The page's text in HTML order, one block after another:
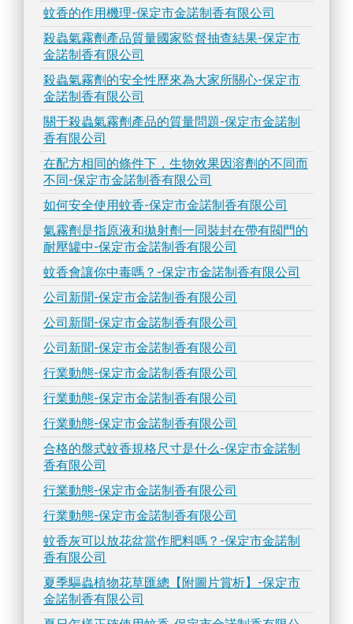
蚊香的作用機理-保定市金諾制香有限公司
殺蟲氣霧劑產品質量國家監督抽查結果-保定市
金諾制香有限公司
殺蟲氣霧劑的安全性歷來為大家所關心-保定市
金諾制香有限公司
關于殺蟲氣霧劑產品的質量問題-保定市金諾制
香有限公司
在配方相同的條件下，生物效果因溶劑的不同而
不同-保定市金諾制香有限公司
如何安全使用蚊香-保定市金諾制香有限公司
氣霧劑是指原液和拋射劑一同裝封在帶有閥門的
耐壓罐中-保定市金諾制香有限公司
蚊香會讓你中毒嗎？-保定市金諾制香有限公司
公司新聞-保定市金諾制香有限公司
公司新聞-保定市金諾制香有限公司
公司新聞-保定市金諾制香有限公司
行業動態-保定市金諾制香有限公司
行業動態-保定市金諾制香有限公司
行業動態-保定市金諾制香有限公司
合格的盤式蚊香規格尺寸是什么-保定市金諾制
香有限公司
行業動態-保定市金諾制香有限公司
行業動態-保定市金諾制香有限公司
蚊香灰可以放花盆當作肥料嗎？-保定市金諾制
香有限公司
夏季驅蟲植物花草匯總【附圖片賞析】-保定市
金諾制香有限公司